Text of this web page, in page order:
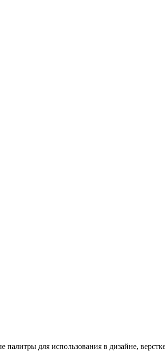
палитры для использования в дизайне,